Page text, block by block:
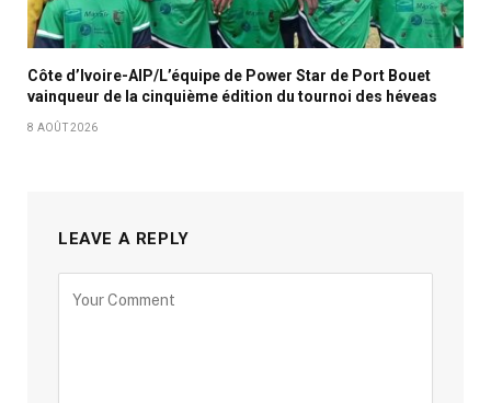
Côte d’Ivoire-AIP/L’équipe de Power Star de Port Bouet
vainqueur de la cinquième édition du tournoi des héveas
8 AOÛT 2026
LEAVE A REPLY